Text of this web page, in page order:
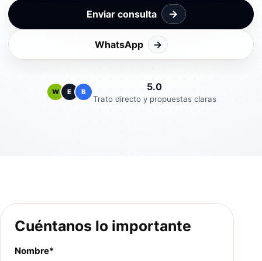
Enviar consulta →
WhatsApp →
W E B 5.0
Trato directo y propuestas claras
Cuéntanos lo importante
Nombre*